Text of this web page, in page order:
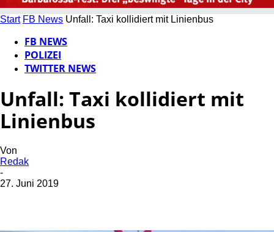
Start FB News Unfall: Taxi kollidiert mit Linienbus
FB NEWS
POLIZEI
TWITTER NEWS
Unfall: Taxi kollidiert mit
Linienbus
Von
Redak
-
27. Juni 2019